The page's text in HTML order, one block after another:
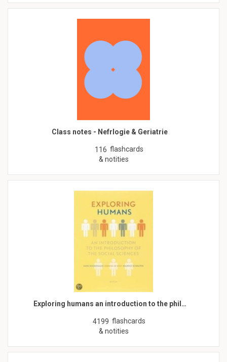
Class notes - Nefrlogie & Geriatrie
116 flashcards
& notities
Exploring humans an introduction to the phil…
4199 flashcards
& notities